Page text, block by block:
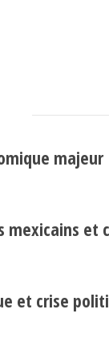
majeur
mexicains et
et crise